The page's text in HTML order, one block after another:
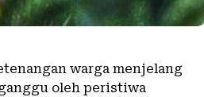
warga menjelang
oleh peristiwa